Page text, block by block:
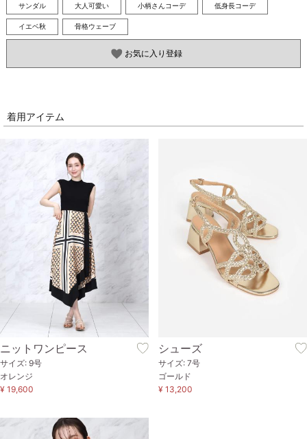
サンダル 大人可愛い 小柄さんコーデ 低身長コーデ
イエベ秋 骨格ウェーブ
お気に入り登録
着用アイテム
ニットワンピース
サイズ: 9号
オレンジ
¥ 19,600
シューズ
サイズ: 7号
ゴールド
¥ 13,200